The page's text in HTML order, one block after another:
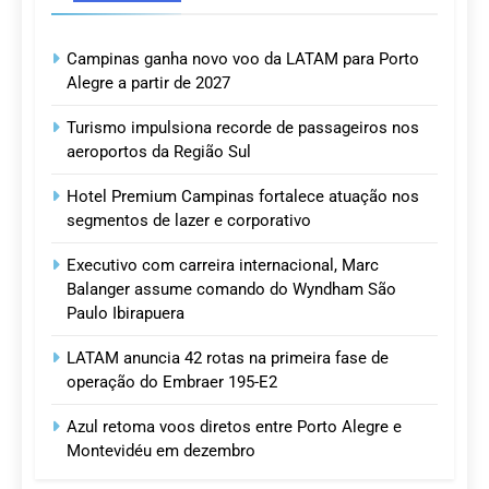
Campinas ganha novo voo da LATAM para Porto
Alegre a partir de 2027
Turismo impulsiona recorde de passageiros nos
aeroportos da Região Sul
Hotel Premium Campinas fortalece atuação nos
segmentos de lazer e corporativo
Executivo com carreira internacional, Marc
Balanger assume comando do Wyndham São
Paulo Ibirapuera
LATAM anuncia 42 rotas na primeira fase de
operação do Embraer 195-E2
Azul retoma voos diretos entre Porto Alegre e
Montevidéu em dezembro